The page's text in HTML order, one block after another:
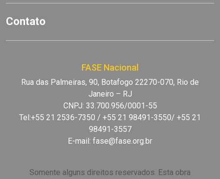
Contato
FASE Nacional
Rua das Palmeiras, 90, Botafogo 22270-070, Rio de
Janeiro – RJ
CNPJ: 33.700.956/0001-55
Tel:+55 21 2536-7350 / +55 21 98491-3550/ +55 21
98491-3557
E-mail: fase@fase.org.br
Somente alguns direitos reservados. Esta obra